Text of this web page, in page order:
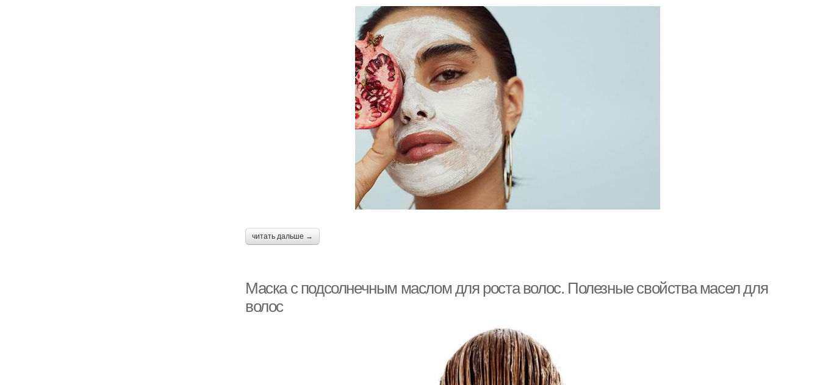
читать дальше →
Маска с подсолнечным маслом для роста волос. Полезные свойства масел для
волос